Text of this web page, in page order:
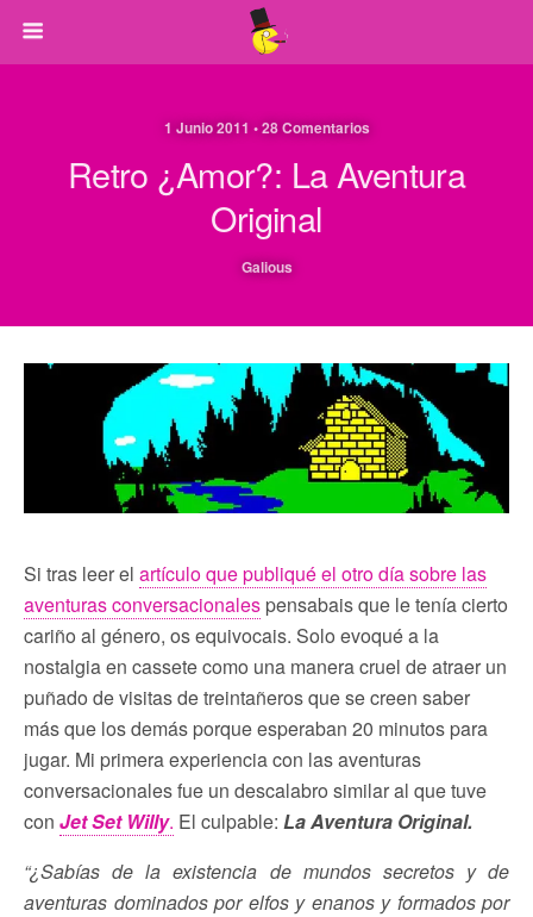
1 Junio 2011 • 28 Comentarios
Retro ¿Amor?: La Aventura
Original
Galious
Si tras leer el artículo que publiqué el otro día sobre las
aventuras conversacionales pensabais que le tenía cierto
cariño al género, os equivocais. Solo evoqué a la
nostalgia en cassete como una manera cruel de atraer un
puñado de visitas de treintañeros que se creen saber
más que los demás porque esperaban 20 minutos para
jugar. Mi primera experiencia con las aventuras
conversacionales fue un descalabro similar al que tuve
con Jet Set Willy. El culpable: La Aventura Original.
“¿Sabías de la existencia de mundos secretos y de
aventuras dominados por elfos y enanos y formados por